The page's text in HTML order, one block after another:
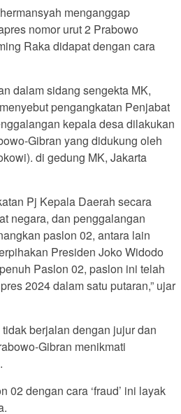
menganggap
nomor urut 2 Prabowo
Raka didapat dengan cara
dalam sidang sengekta MK,
pengangkatan Penjabat
kepala desa dilakukan
Gibran yang didukung oleh
di gedung MK, Jakarta
Pj Kepala Daerah secara
negara, dan penggalangan
paslon 02, antara lain
Presiden Joko Widodo
Paslon 02, paslon ini telah
2024 dalam satu putaran,” ujar
berjalan dengan jujur dan
Gibran menikmati
02 dengan cara ‘fraud’ ini layak